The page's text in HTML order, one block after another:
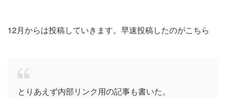
12月からは投稿していきます。早速投稿したのがこちら
とりあえず内部リンク用の記事も書いた。